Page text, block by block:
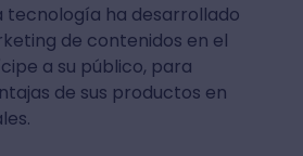
tecnología ha desarrollado
de contenidos en el
a su público, para
de sus productos en